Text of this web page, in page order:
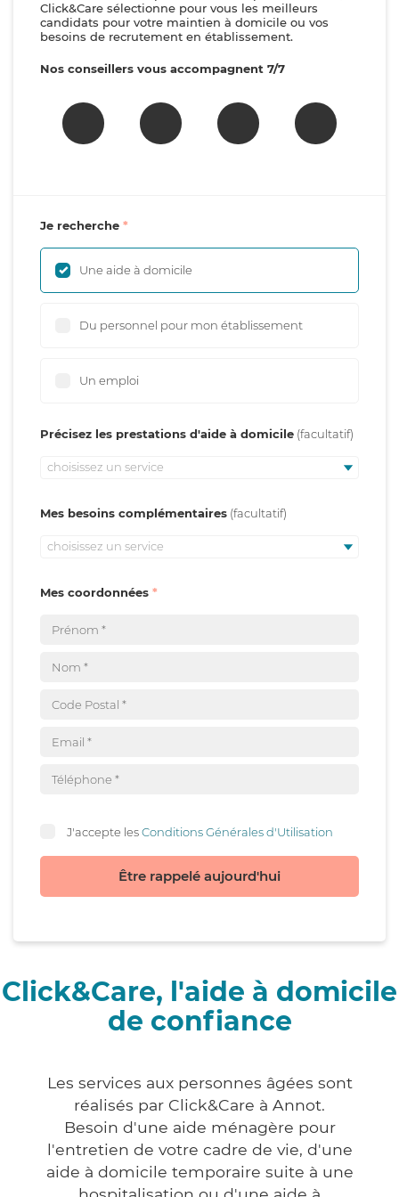
Click&Care sélectionne pour vous les meilleurs
candidats pour votre maintien à domicile ou vos
besoins de recrutement en établissement.
Nos conseillers vous accompagnent 7/7
Je recherche
Une aide à domicile
Du personnel pour mon établissement
Un emploi
Précisez les prestations d'aide à domicile
choisissez un service
Mes besoins complémentaires
choisissez un service
Mes coordonnées
J'accepte lesConditions Générales d'Utilisation
Être rappelé aujourd'hui
Click&Care, l'aide à domicile
de confiance
Les services aux personnes âgées sont
réalisés par Click&Care à Annot.
Besoin d'une aide ménagère pour
l'entretien de votre cadre de vie, d'une
aide à domicile temporaire suite à une